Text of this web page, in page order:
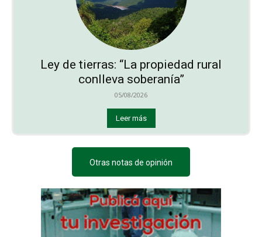
Ley de tierras: “La propiedad rural
conlleva soberanía”
05/08/2026
Leer más
Otras notas de opinión